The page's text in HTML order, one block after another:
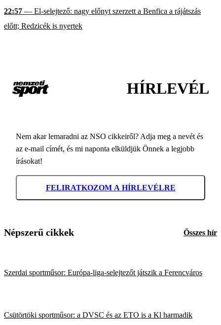
22:57 — El-selejtező: nagy előnyt szerzett a Benfica a rájátszás
előtt; Redzicék is nyertek
HÍRLEVÉL
Nem akar lemaradni az NSO cikkeiről? Adja meg a nevét és
az e-mail címét, és mi naponta elküldjük Önnek a legjobb
írásokat!
FELIRATKOZOM A HÍRLEVÉLRE
Népszerű cikkek Összes hír
Szerdai sportműsor: Európa-liga-selejtezőt játszik a Ferencváros
Csütörtöki sportműsor: a DVSC és az ETO is a Kl harmadik